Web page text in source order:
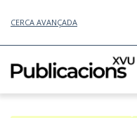
CERCA AVANÇADA